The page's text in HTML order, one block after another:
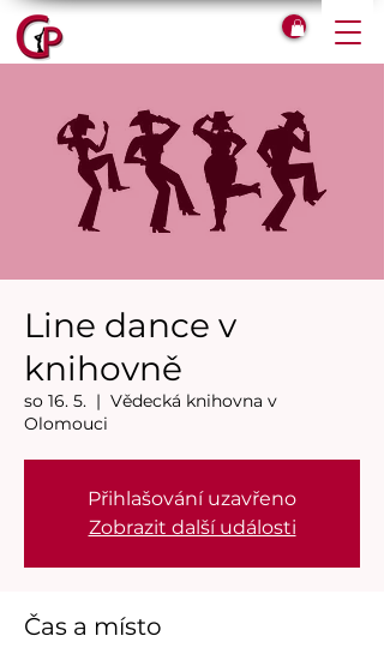
Line dance v
knihovně
so 16. 5.
  |
Vědecká knihovna v
Olomouci
Přihlašování uzavřeno
Zobrazit další události
Čas a místo